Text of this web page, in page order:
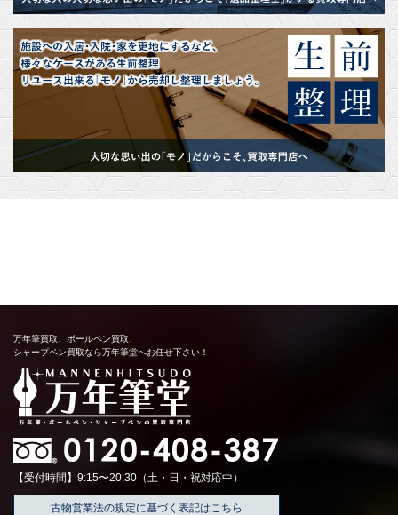
万年筆買取、ボールペン買取、
シャープペン買取なら万年筆堂へお任せ下さい！
【受付時間】9:15〜20:30（土・日・祝対応中）
古物営業法の規定に基づく表記はこちら